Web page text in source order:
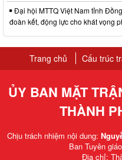
Đại hội MTTQ Việt Nam tỉnh
đoàn kết, động lực cho khát vọng
Trang chủ Cấu trúc
ỦY BAN MẶT
THÀNH
Chịu trách nhiệm nội dung:
Ban Tuyên
Địa chỉ: